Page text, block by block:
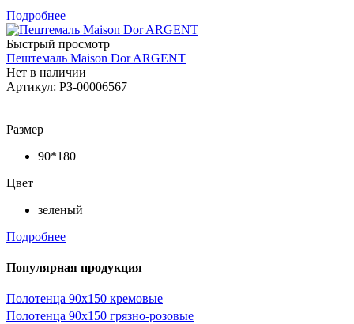
Подробнее
Быстрый просмотр
Пештемаль Maison Dor ARGENT
Нет в наличии
Артикул: РЗ-00006567
Размер
90*180
Цвет
зеленый
Подробнее
Популярная продукция
Полотенца 90х150 кремовые
Полотенца 90х150 грязно-розовые